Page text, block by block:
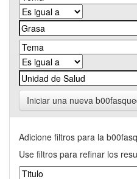
Iniciar una nueva
Adicione filtros para la
Use filtros para refinar los